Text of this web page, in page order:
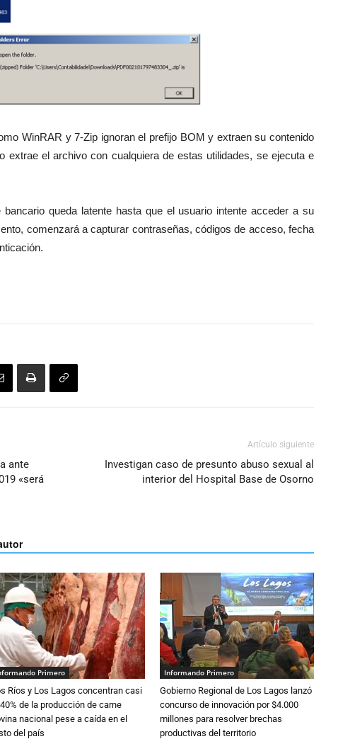
WinRAR y 7-Zip ignoran el prefijo BOM y extraen su contenido
extrae el archivo con cualquiera de estas utilidades, se ejecuta e
queda latente hasta que el usuario intente acceder a su
comenzará a capturar contraseñas, códigos de acceso, fecha
ante
«será
Artículo siguiente
Investigan caso de presunto abuso sexual al
interior del Hospital Base de Osorno
Primero
Ríos y Los Lagos concentran casi
de la producción de carne
nacional pese a caída en el
del país
Informando Primero
Gobierno Regional de Los Lagos lanzó
concurso de innovación por $4.000
millones para resolver brechas
productivas del territorio